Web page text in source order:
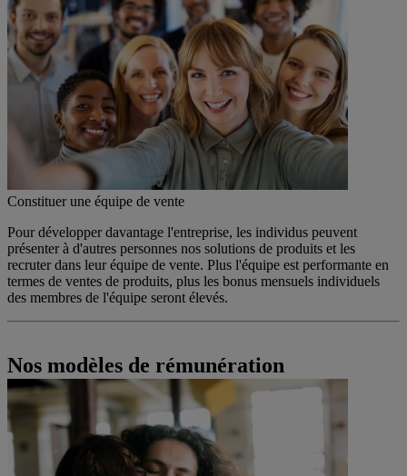
Constituer une équipe de vente
Pour développer davantage l'entreprise, les individus peuvent
présenter à d'autres personnes nos solutions de produits et les
recruter dans leur équipe de vente. Plus l'équipe est performante en
termes de ventes de produits, plus les bonus mensuels individuels
des membres de l'équipe seront élevés.
Nos modèles de rémunération